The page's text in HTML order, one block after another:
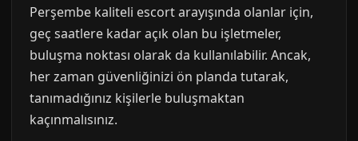
Perşembe kaliteli escort arayışında olanlar için,
geç saatlere kadar açık olan bu işletmeler,
buluşma noktası olarak da kullanılabilir. Ancak,
her zaman güvenliğinizi ön planda tutarak,
tanımadığınız kişilerle buluşmaktan
kaçınmalısınız.